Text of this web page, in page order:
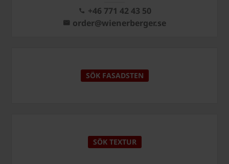
+46 771 42 43 50
order@wienerberger.se
SÖK FASADSTEN
SÖK TEXTUR